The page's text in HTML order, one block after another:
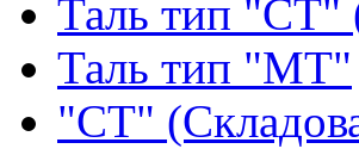
Таль тип
Таль тип "МТ"
"СТ"